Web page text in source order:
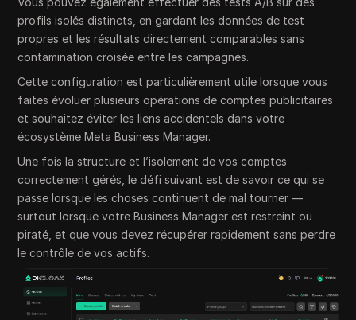
profils isolés distincts, en gardant les données de test
propres et les résultats directement comparables sans
contamination croisée entre les campagnes.
Cette configuration est particulièrement utile lorsque vous
faites évoluer plusieurs opérations de comptes publicitaires
et souhaitez éviter les liens accidentels dans votre
écosystème Meta Business Manager.
Une fois la structure et l’isolement de vos comptes
correctement gérés, le défi suivant est de savoir ce qui se
passe lorsque les choses continuent de mal tourner —
surtout lorsque votre Business Manager est restreint ou
piraté, et que vous devez récupérer rapidement sans perdre
le contrôle de vos actifs.